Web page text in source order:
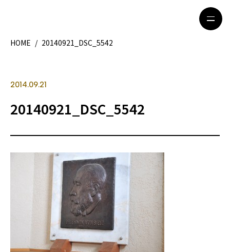
観光ガイド
留学＆キャリア
ライフスタイル
著者一覧
ライター募集
HOME / 20140921_DSC_5542
2014.09.21
20140921_DSC_5542